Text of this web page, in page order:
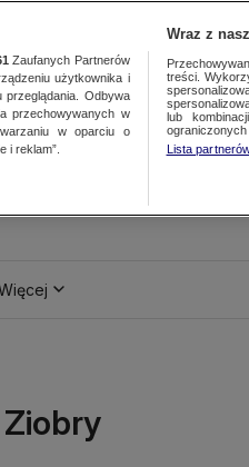
Zaufanych Partnerów
użytkownika i
Odbywa
przechowywanych w
w oparciu o
i reklam”.
Wraz z
treści.
lub
ograniczonych
Lista